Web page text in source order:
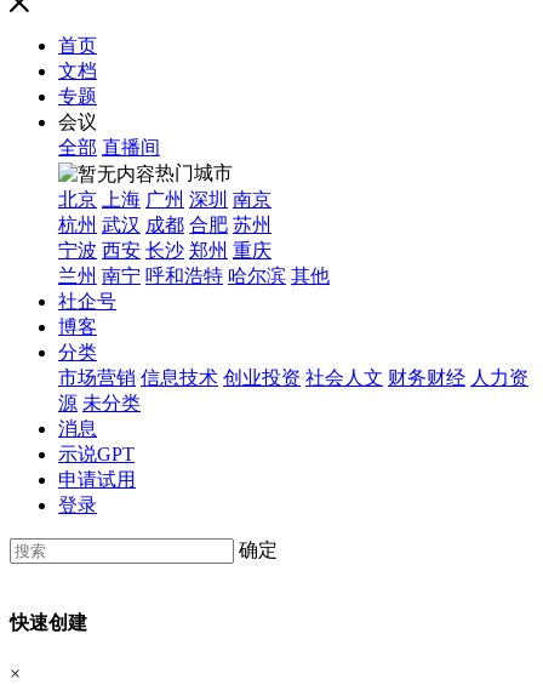
首页
文档
专题
会议
全部 直播间
热门城市
北京
上海 广州 深圳 南京
杭州 武汉 成都 合肥 苏州
宁波 西安 长沙 郑州 重庆
兰州 南宁 呼和浩特 哈尔滨 其他
社企号
博客
分类
市场营销 信息技术 创业投资 社会人文 财务财经 人力资
源 未分类
消息
示说GPT
申请试用
登录
确定
快速创建
×